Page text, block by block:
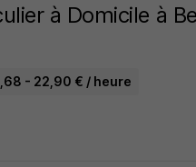
à Domicile à
- 22,90 € / heure